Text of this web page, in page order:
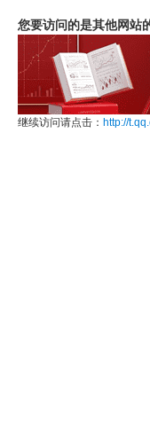
您要访问的是其他网站
继续访问请点击： http://